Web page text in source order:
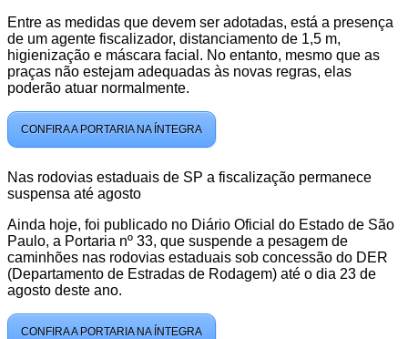
Entre as medidas que devem ser adotadas, está a presença
de um agente fiscalizador, distanciamento de 1,5 m,
higienização e máscara facial. No entanto, mesmo que as
praças não estejam adequadas às novas regras, elas
poderão atuar normalmente.
CONFIRA A PORTARIA NA ÍNTEGRA
Nas rodovias estaduais de SP a fiscalização permanece
suspensa até agosto
Ainda hoje, foi publicado no Diário Oficial do Estado de São
Paulo, a Portaria nº 33, que suspende a pesagem de
caminhões nas rodovias estaduais sob concessão do DER
(Departamento de Estradas de Rodagem) até o dia 23 de
agosto deste ano.
CONFIRA A PORTARIA NA ÍNTEGRA